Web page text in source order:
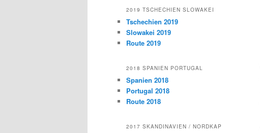
2019 TSCHECHIEN SLOWAKEI
Tschechien 2019
Slowakei 2019
Route 2019
2018 SPANIEN PORTUGAL
Spanien 2018
Portugal 2018
Route 2018
2017 SKANDINAVIEN / NORDKAP